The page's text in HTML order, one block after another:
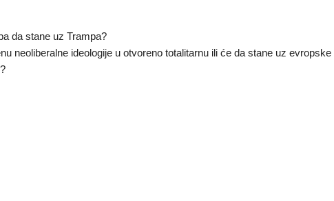
da stane uz Trampa?
neoliberalne ideologije u otvoreno totalitarnu ili će da stane uz evropske